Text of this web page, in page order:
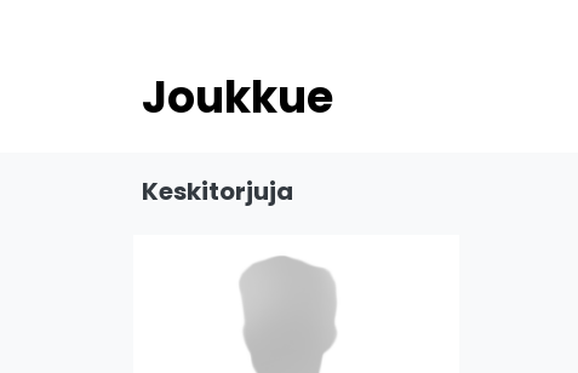
Joukkue
Keskitorjuja